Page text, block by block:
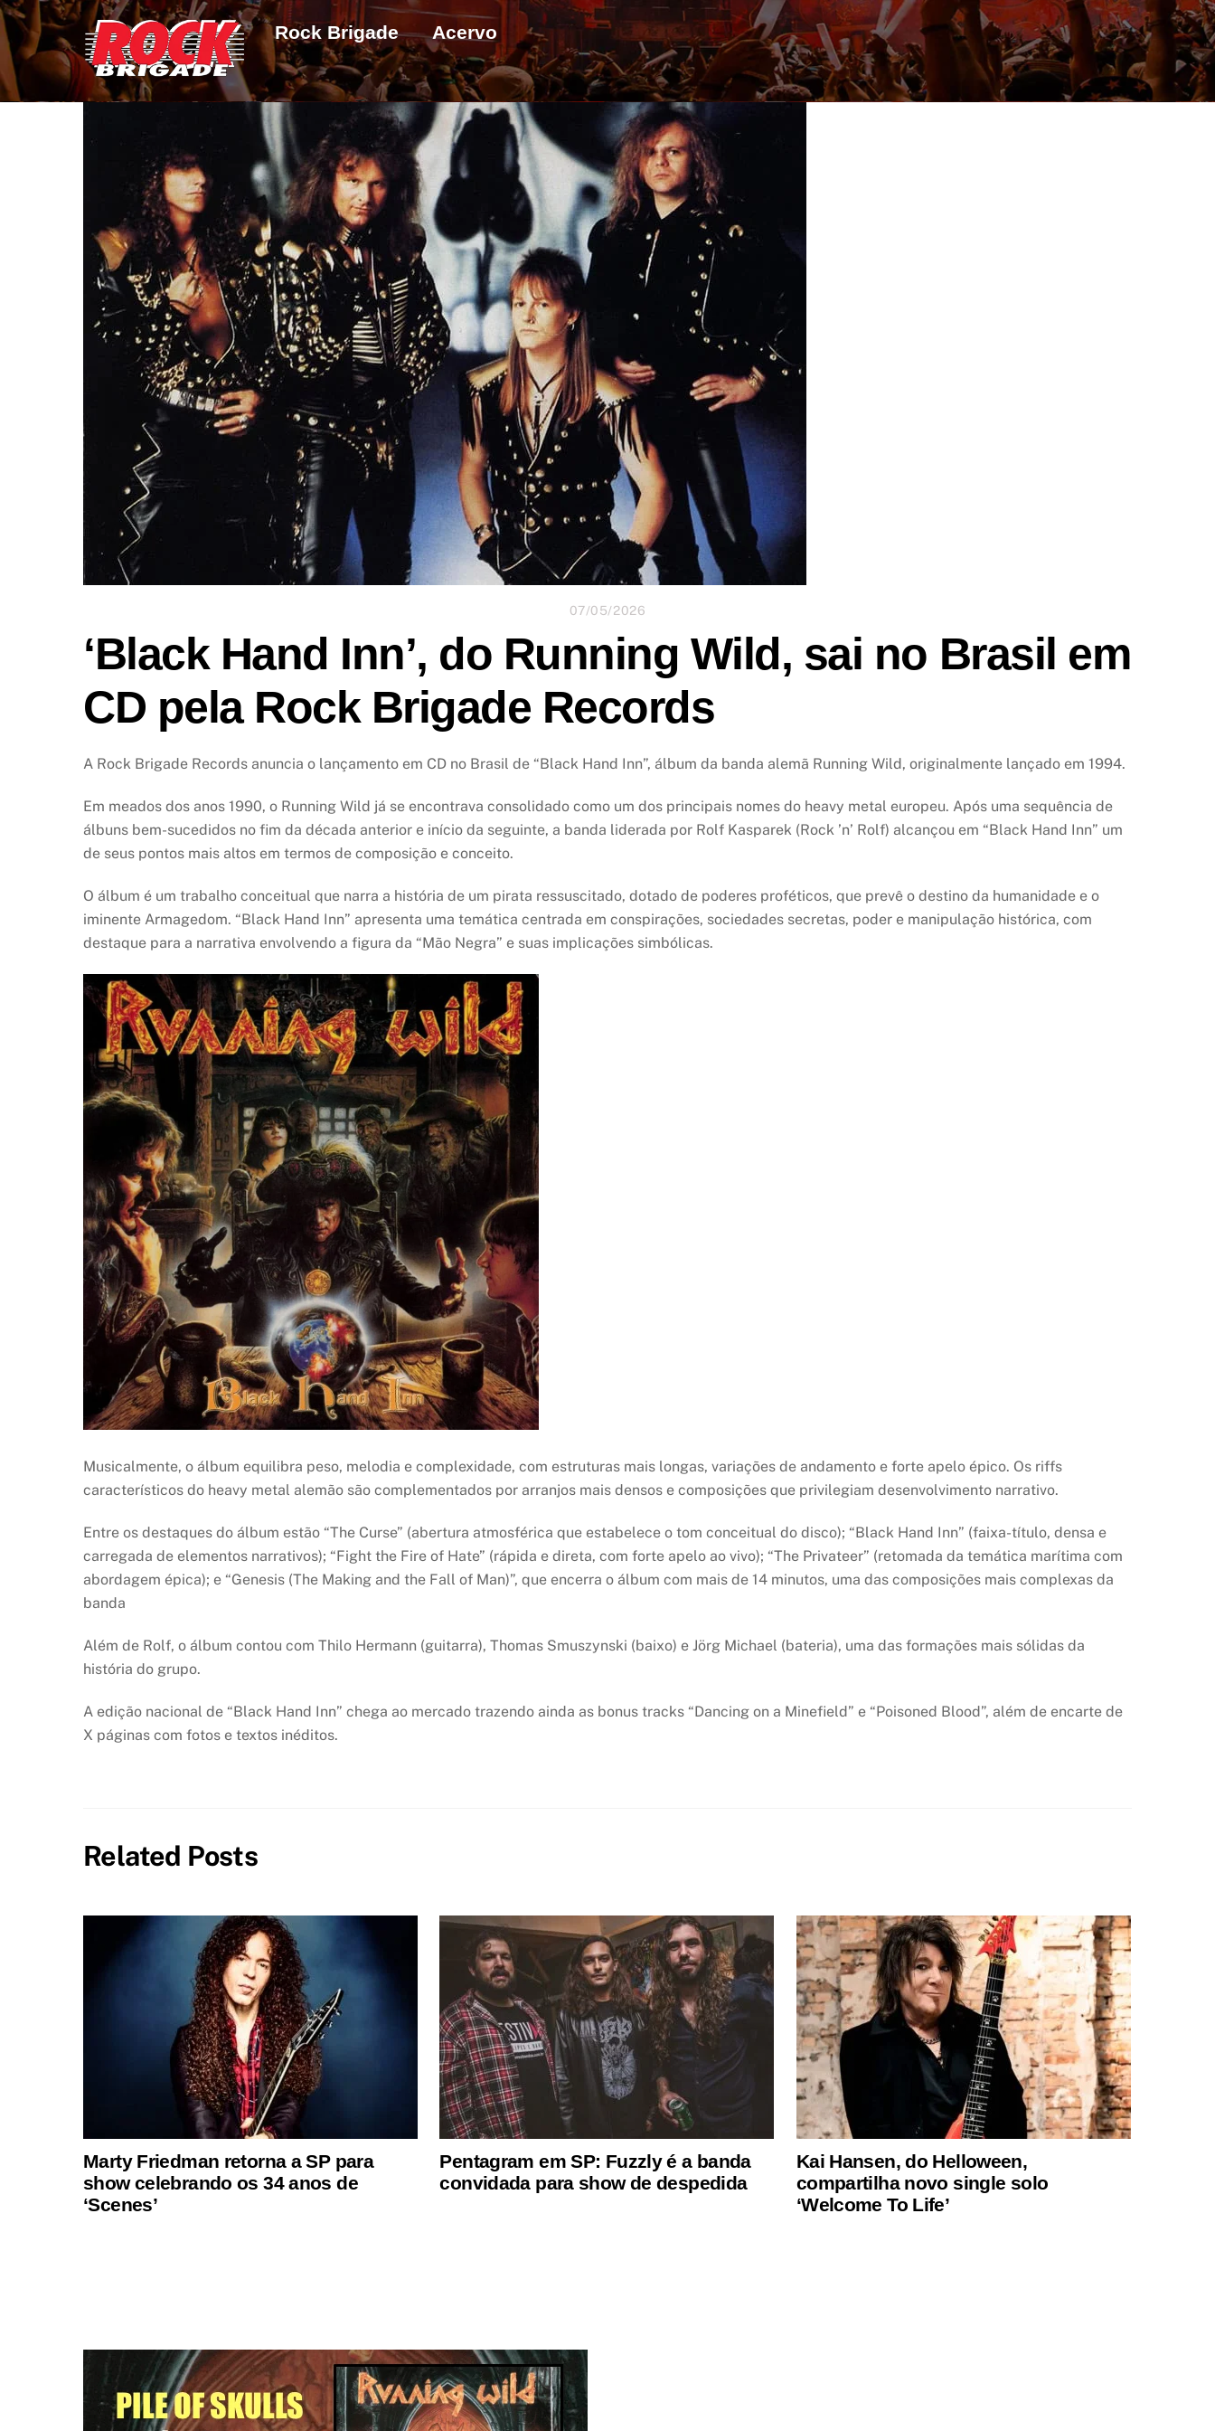
Skip
to
content
Rock Brigade Acervo
07/05/2026
‘Black Hand Inn’, do Running Wild, sai no Brasil em
CD pela Rock Brigade Records
A Rock Brigade Records anuncia o lançamento em CD no Brasil de “Black Hand Inn”, álbum da banda alemã Running Wild, originalmente lançado em 1994.
Em meados dos anos 1990, o Running Wild já se encontrava consolidado como um dos principais nomes do heavy metal europeu. Após uma sequência de
álbuns bem-sucedidos no fim da década anterior e início da seguinte, a banda liderada por Rolf Kasparek (Rock ’n’ Rolf) alcançou em “Black Hand Inn” um
de seus pontos mais altos em termos de composição e conceito.
O álbum é um trabalho conceitual que narra a história de um pirata ressuscitado, dotado de poderes proféticos, que prevê o destino da humanidade e o
iminente Armagedom. “Black Hand Inn” apresenta uma temática centrada em conspirações, sociedades secretas, poder e manipulação histórica, com
destaque para a narrativa envolvendo a figura da “Mão Negra” e suas implicações simbólicas.
Musicalmente, o álbum equilibra peso, melodia e complexidade, com estruturas mais longas, variações de andamento e forte apelo épico. Os riffs
característicos do heavy metal alemão são complementados por arranjos mais densos e composições que privilegiam desenvolvimento narrativo.
Entre os destaques do álbum estão “The Curse” (abertura atmosférica que estabelece o tom conceitual do disco); “Black Hand Inn” (faixa-título, densa e
carregada de elementos narrativos); “Fight the Fire of Hate” (rápida e direta, com forte apelo ao vivo); “The Privateer” (retomada da temática marítima com
abordagem épica); e “Genesis (The Making and the Fall of Man)”, que encerra o álbum com mais de 14 minutos, uma das composições mais complexas da
banda
Além de Rolf, o álbum contou com Thilo Hermann (guitarra), Thomas Smuszynski (baixo) e Jörg Michael (bateria), uma das formações mais sólidas da
história do grupo.
A edição nacional de “Black Hand Inn” chega ao mercado trazendo ainda as bonus tracks “Dancing on a Minefield” e “Poisoned Blood”, além de encarte de
X páginas com fotos e textos inéditos.
Related Posts
Marty Friedman retorna a SP para
show celebrando os 34 anos de
‘Scenes’
Pentagram em SP: Fuzzly é a banda
convidada para show de despedida
Kai Hansen, do Helloween,
compartilha novo single solo
‘Welcome To Life’